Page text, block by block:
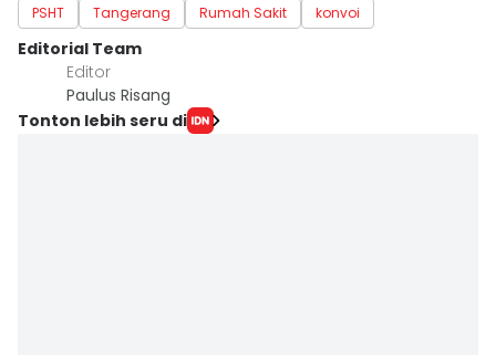
PSHT Tangerang Rumah Sakit konvoi
Editorial Team
Editor
Paulus Risang
Tonton lebih seru di